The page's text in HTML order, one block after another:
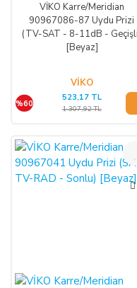
VİKO Karre/Meridian
90967086-87 Uydu Prizi
(TV-SAT - 8-11dB -
[Beyaz]
VİKO
%60
523,17 TL
1.307,92 TL
%60